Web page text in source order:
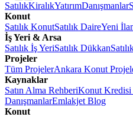
SatılıkKiralıkYatırımDanışmanlar
Konut
Satılık KonutSatılık DaireYeni
İş Yeri & Arsa
Satılık İş YeriSatılık Dükkan
Projeler
Tüm ProjelerAnkara Konut
Kaynaklar
Satın Alma RehberiKonut Kredisi
DanışmanlarEmlakjet Blog
Konut